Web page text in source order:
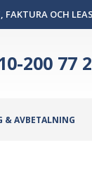
FAKTURA OCH
200 77
& AVBETALNING